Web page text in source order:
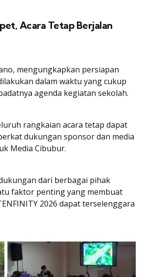
Acara Tetap Berjalan
mengungkapkan persiapan
dalam waktu yang cukup
agenda kegiatan sekolah.
rangkaian acara tetap dapat
dukungan sponsor dan media
Media Cibubur.
dari berbagai pihak
faktor penting yang membuat
2026 dapat terselenggara